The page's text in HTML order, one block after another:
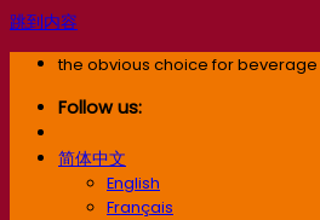
跳到内容
the obvious choice for beverage
Follow us:
简体中文
English
Français